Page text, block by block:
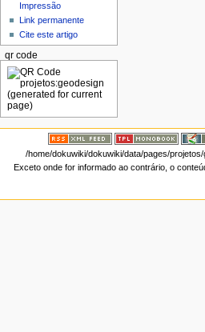
Impressão
Link permanente
Cite este artigo
qr code
/home/dokuwiki/dokuwiki/data/pages/
Exceto onde for informado ao contrário, o